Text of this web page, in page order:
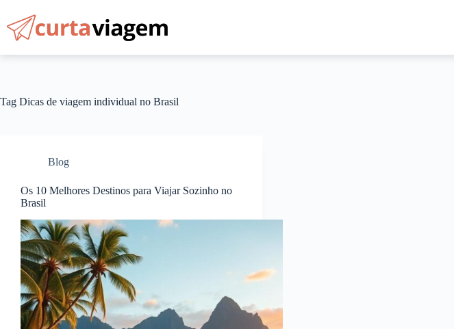
conteúdo
Tag Dicas de viagem individual no Brasil
Blog
Os 10 Melhores Destinos para Viajar Sozinho no
Brasil